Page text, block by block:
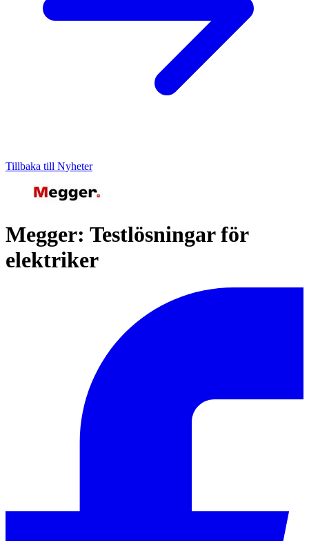
Tillbaka till Nyheter
Megger: Testlösningar för
elektriker